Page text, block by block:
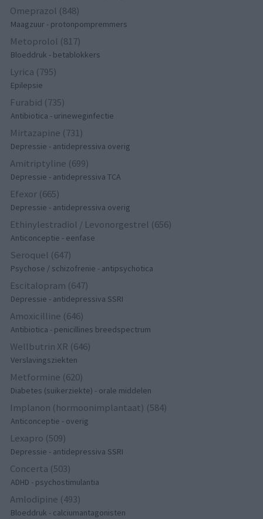
Omeprazol (848)
Maagzuur - protonpompremmers
Metoprolol (817)
Bloeddruk - betablokkers
Lyrica (795)
Epilepsie
Furabid (735)
Antibiotica - urineweginfectie
Mirtazapine (731)
Depressie - antidepressiva overig
Amitriptyline (699)
Depressie - antidepressiva TCA
Efexor (665)
Depressie - antidepressiva overig
Ethinylestradiol / Levonorgestrel (656)
Anticonceptie - eenfase
Seroquel (647)
Psychose / schizofrenie - antipsychotica
Escitalopram (647)
Depressie - antidepressiva SSRI
Amoxicilline (646)
Antibiotica - penicillines breedspectrum
Wellbutrin XR (646)
Verslavingsziekten
Metformine (620)
Diabetes (suikerziekte) - orale middelen
Implanon (hormoonimplantaat) (584)
Anticonceptie - overig
Lexapro (509)
Depressie - antidepressiva SSRI
Concerta (503)
ADHD - psychostimulantia
Amlodipine (493)
Bloeddruk - calciumantagonisten